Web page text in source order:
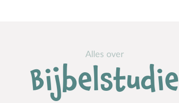
Bijbelstudie
Alles over